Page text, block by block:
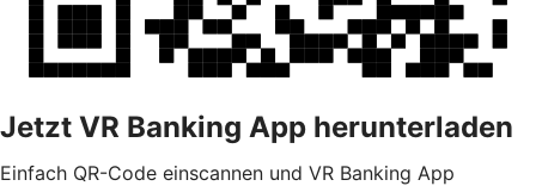
Jetzt VR Banking App herunterladen
Einfach QR-Code einscannen und VR Banking App